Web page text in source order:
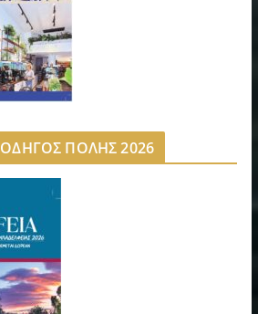
ΟΔΗΓΟΣ ΠΟΛΗΣ 2026